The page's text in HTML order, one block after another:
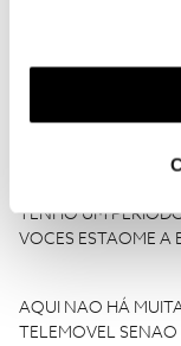
funcionalidades
funcionalidade) e
(cookies de
utilização dos
Estou a ouvir essa
individuais !!! Voce
PRESTACIONAL
TENHO UM
VOCES ESTAOME A
AQUI NAO HÁ
TELEMOVEL